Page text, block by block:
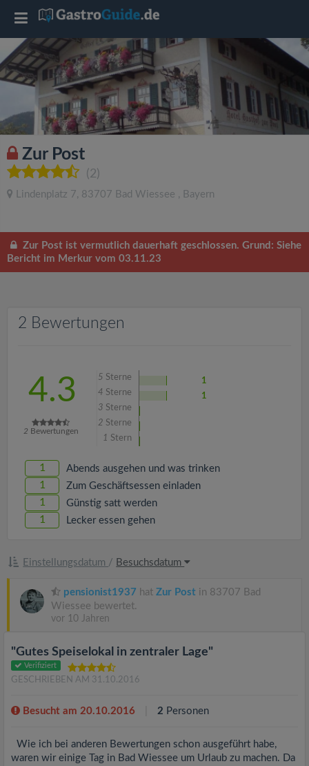
Zur Post
(2)
Lindenplatz 7, 83707 Bad Wiessee , Bayern
Zur Post ist vermutlich dauerhaft geschlossen. Grund: Siehe
Bericht im Merkur vom 03.11.23
2 Bewertungen
4.3
2 Bewertungen
5 Sterne
1
4 Sterne
1
3 Sterne
2 Sterne
1 Stern
1 Abends ausgehen und was trinken
1 Zum Geschäftsessen einladen
1 Günstig satt werden
1 Lecker essen gehen
Einstellungsdatum / Besuchsdatum
pensionist1937 hat Zur Post in 83707 Bad
Wiessee bewertet.
vor 10 Jahren
"Gutes Speiselokal in zentraler Lage"
Verifiziert
GESCHRIEBEN AM 31.10.2016
Besucht am 20.10.2016 2 Personen
Wie ich bei anderen Bewertungen schon ausgeführt habe,
waren wir einige Tag in Bad Wiessee um Urlaub zu machen. Da
T
o
l
e
a
a
i
o
n